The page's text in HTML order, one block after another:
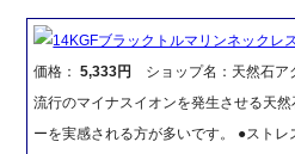
14KGFブラックトルマリンネックレ
価格：5,333円
ショップ名：天然石ア
流行のマイナスイオンを発生させる天
ーを実感される方が多いです。 ●スト